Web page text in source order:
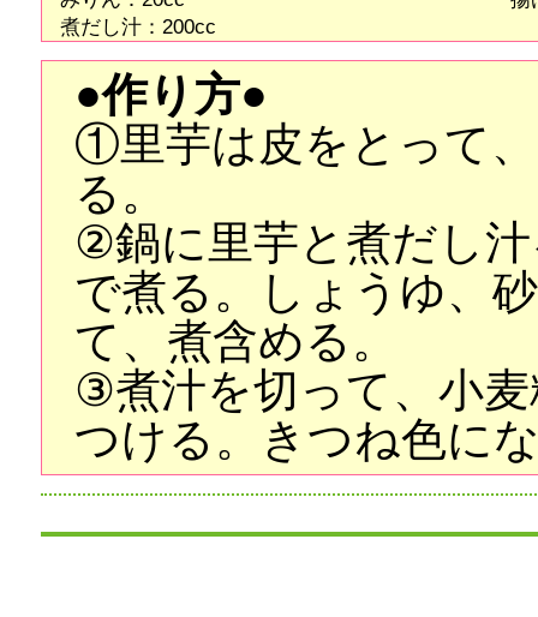
煮だし汁：200cc
●作り方●
①里芋は皮をとって
る。
②鍋に里芋と煮だし
で煮る。しょうゆ、
て、煮含める。
③煮汁を切って、小
つける。きつね色に